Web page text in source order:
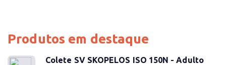
Produtos em destaque
Colete SV SKOPELOS ISO 150N - Adulto